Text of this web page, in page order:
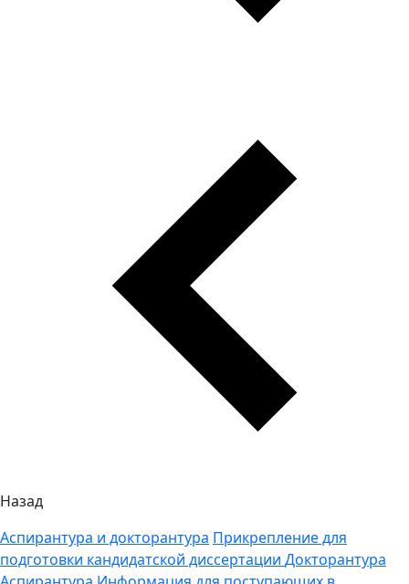
Назад
Аспирантура и докторантура Прикрепление для
подготовки кандидатской диссертации Докторантура